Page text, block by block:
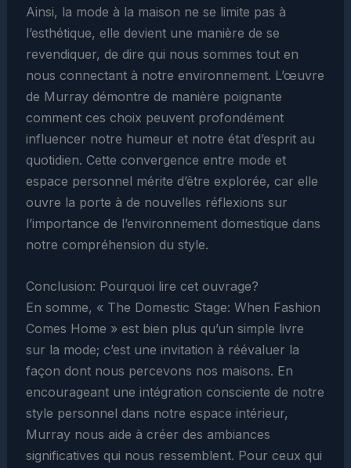
Ainsi, la mode à la maison ne se limite pas à
l’esthétique, elle devient une manière de se
revendiquer, de dire qui nous sommes tout en
nous connectant à notre environnement. L’œuvre
de Murray démontre de manière poignante
comment ces choix peuvent profondément
influencer notre humeur et notre état d’esprit au
quotidien. Cette convergence entre mode et
espace personnel mérite d’être explorée, car elle
ouvre la porte à de nouvelles réflexions sur
l’importance de l’environnement domestique dans
notre compréhension du style.
Conclusion: Pourquoi lire cet ouvrage?
En somme, « The Domestic Stage: When Fashion
Comes Home » est bien plus qu’un simple livre
sur la mode; c’est une invitation à réévaluer la
façon dont nous percevons nos maisons. En
encourageant une intégration consciente de notre
style personnel dans notre espace intérieur,
Murray nous aide à créer des ambiances
significatives qui nous ressemblent. Pour ceux qui